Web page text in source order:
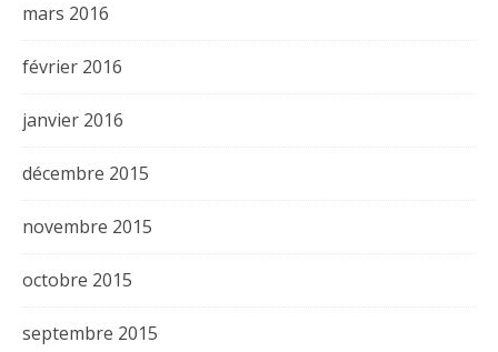
mars 2016
février 2016
janvier 2016
décembre 2015
novembre 2015
octobre 2015
septembre 2015